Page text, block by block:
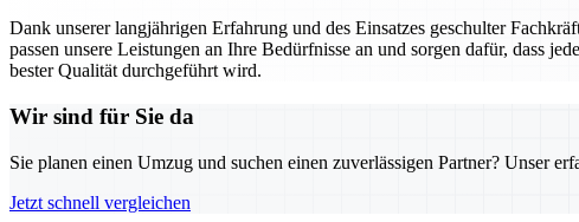
Dank unserer langjährigen Erfahrung und des Einsatzes geschulter
passen unsere Leistungen an Ihre Bedürfnisse an und sorgen dafür, dass
bester Qualität durchgeführt wird.
Wir sind für Sie da
Sie planen einen Umzug und suchen einen zuverlässigen Partner? Unser
Jetzt schnell vergleichen